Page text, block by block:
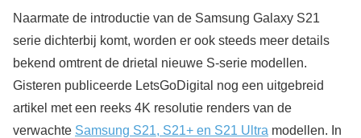
Naarmate de introductie van de Samsung Galaxy S21
serie dichterbij komt, worden er ook steeds meer details
bekend omtrent de drietal nieuwe S-serie modellen.
Gisteren publiceerde LetsGoDigital nog een uitgebreid
artikel met een reeks 4K resolutie renders van de
verwachte Samsung S21, S21+ en S21 Ultra modellen. In